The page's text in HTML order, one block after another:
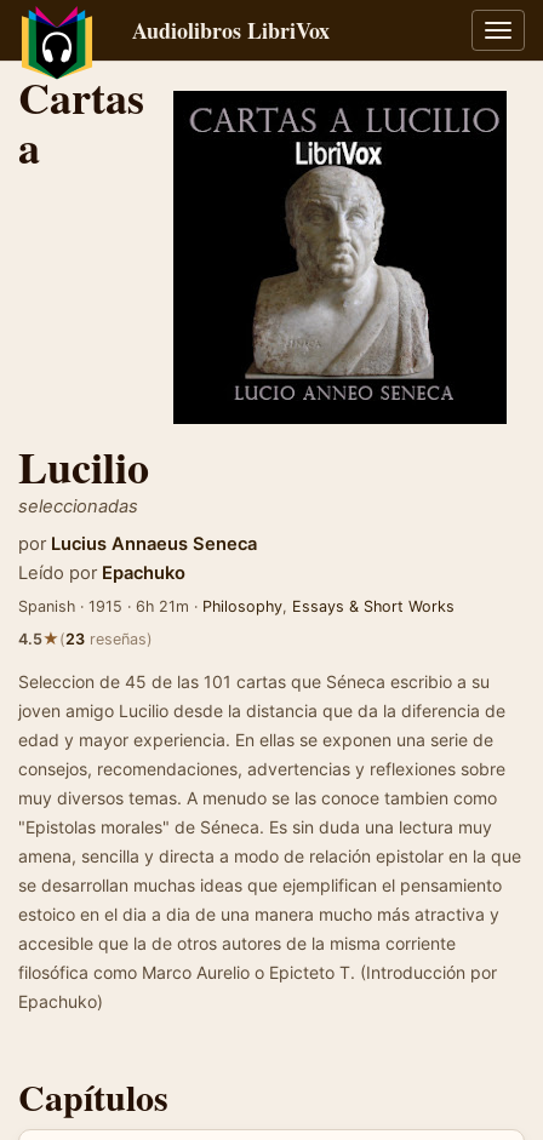
Audiolibros LibriVox
Cartas
a
Lucilio
seleccionadas
por Lucius Annaeus Seneca
Leído por Epachuko
Spanish · 1915 · 6h 21m · Philosophy, Essays & Short Works
4.5★(23 reseñas)
Seleccion de 45 de las 101 cartas que Séneca escribio a su
joven amigo Lucilio desde la distancia que da la diferencia de
edad y mayor experiencia. En ellas se exponen una serie de
consejos, recomendaciones, advertencias y reflexiones sobre
muy diversos temas. A menudo se las conoce tambien como
"Epistolas morales" de Séneca. Es sin duda una lectura muy
amena, sencilla y directa a modo de relación epistolar en la que
se desarrollan muchas ideas que ejemplifican el pensamiento
estoico en el dia a dia de una manera mucho más atractiva y
accesible que la de otros autores de la misma corriente
filosófica como Marco Aurelio o Epicteto T. (Introducción por
Epachuko)
Capítulos